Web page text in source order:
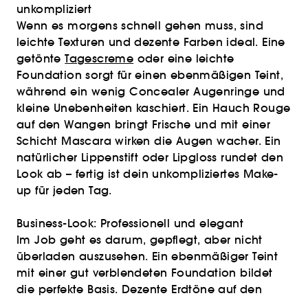
unkompliziert
Wenn es morgens schnell gehen muss, sind
leichte Texturen und dezente Farben ideal. Eine
getönteTagescreme oder eine leichte
Foundation sorgt für einen ebenmäßigen Teint,
während ein wenig Concealer Augenringe und
kleine Unebenheiten kaschiert. Ein Hauch Rouge
auf den Wangen bringt Frische und mit einer
Schicht Mascara wirken die Augen wacher. Ein
natürlicher Lippenstift oder Lipgloss rundet den
Look ab – fertig ist dein unkompliziertes Make-
up für jeden Tag.
Business-Look: Professionell und elegant
Im Job geht es darum, gepflegt, aber nicht
überladen auszusehen. Ein ebenmäßiger Teint
mit einer gut verblendeten Foundation bildet
die perfekte Basis. Dezente Erdtöne auf den